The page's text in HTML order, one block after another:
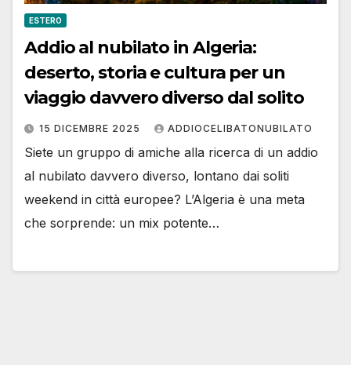
ESTERO
Addio al nubilato in Algeria:
deserto, storia e cultura per un
viaggio davvero diverso dal solito
15 DICEMBRE 2025 ADDIOCELIBATONUBILATO
Siete un gruppo di amiche alla ricerca di un addio
al nubilato davvero diverso, lontano dai soliti
weekend in città europee? L’Algeria è una meta
che sorprende: un mix potente…